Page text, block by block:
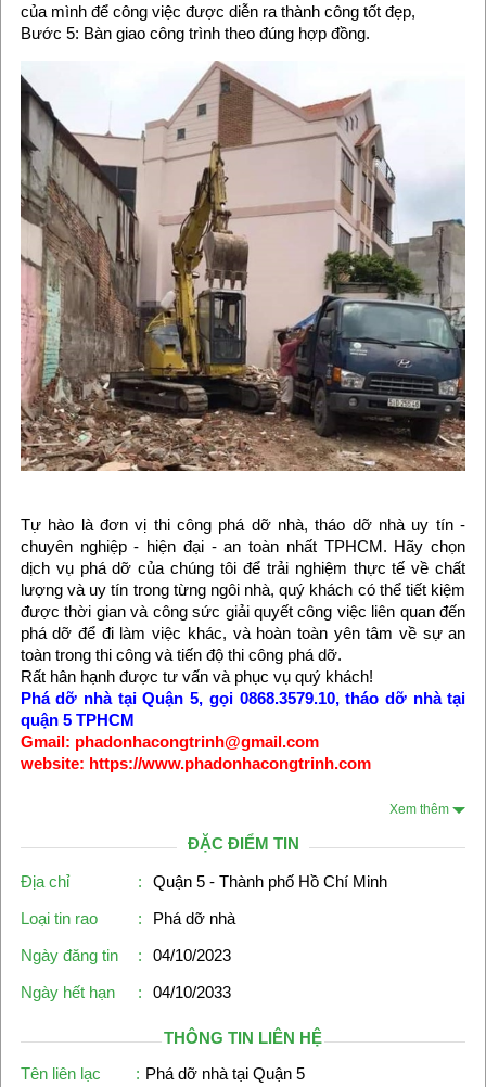
của mình để công việc được diễn ra thành công tốt đẹp,
Bước 5: Bàn giao công trình theo đúng hợp đồng.
Tự hào là đơn vị thi công phá dỡ nhà, tháo dỡ nhà uy tín -
chuyên nghiệp - hiện đại - an toàn nhất TPHCM. Hãy chọn
dịch vụ phá dỡ của chúng tôi để trải nghiệm thực tế về chất
lượng và uy tín trong từng ngôi nhà, quý khách có thể tiết kiệm
được thời gian và công sức giải quyết công việc liên quan đến
phá dỡ để đi làm việc khác, và hoàn toàn yên tâm về sự an
toàn trong thi công và tiến độ thi công phá dỡ.
Rất hân hạnh được tư vấn và phục vụ quý khách!
Phá dỡ nhà tại Quận 5, gọi 0868.3579.10, tháo dỡ nhà tại
quận 5 TPHCM
Gmail: phadonhacongtrinh@gmail.com
website: https://www.phadonhacongtrinh.com
Xem thêm
ĐẶC ĐIỂM TIN
Địa chỉ :
Quận 5 - Thành phố Hồ Chí Minh
Loại tin rao
:
Phá dỡ nhà
Ngày đăng tin
:
04/10/2023
Ngày hết hạn
: 04/10/2033
THÔNG TIN LIÊN HỆ
Tên liên lạc
: Phá dỡ nhà tại Quận 5